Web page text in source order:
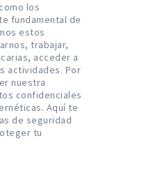
los
fundamental de
estos
trabajar,
acceder a
actividades. Por
nuestra
confidenciales
Aquí te
de seguridad
tu